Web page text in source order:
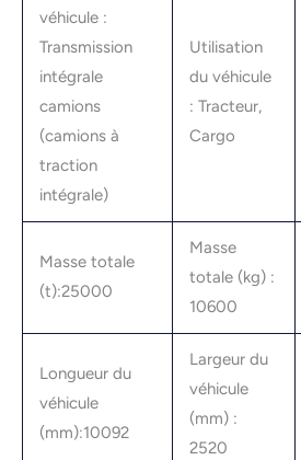
véhicule :
Transmission
intégrale
camions
(camions à
traction
intégrale)
Utilisation
du véhicule
: Tracteur,
Cargo
Masse totale
(t):25000
Masse
totale (kg) :
10600
Longueur du
véhicule
(mm):10092
Largeur du
véhicule
(mm) :
2520